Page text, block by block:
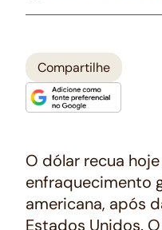
Compartilhe
O dólar recua
enfraquecimento
americana, após
Estados Unidos.